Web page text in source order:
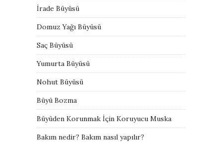
İrade Büyüsü
Domuz Yağı Büyüsü
Saç Büyüsü
Yumurta Büyüsü
Nohut Büyüsü
Büyü Bozma
Büyüden Korunmak İçin Koruyucu Muska
Bakım nedir? Bakım nasıl yapılır?